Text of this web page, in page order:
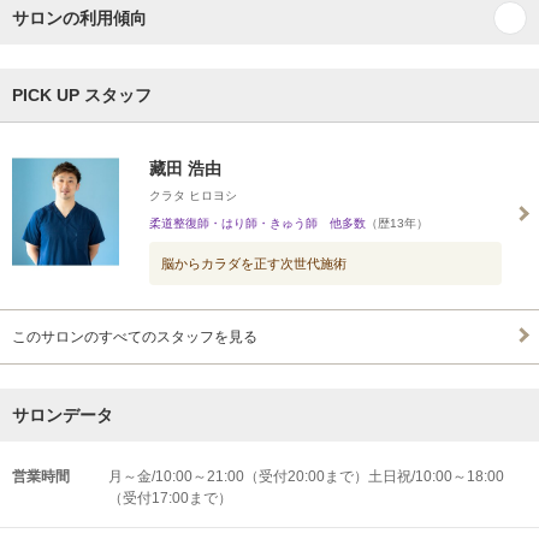
サロンの利用傾向
PICK UP スタッフ
藏田 浩由
クラタ ヒロヨシ
柔道整復師・はり師・きゅう師 他多数 （歴13年）
脳からカラダを正す次世代施術
このサロンのすべてのスタッフを見る
サロンデータ
営業時間
月～金/10:00～21:00（受付20:00まで）土日祝/10:00～18:00
（受付17:00まで）